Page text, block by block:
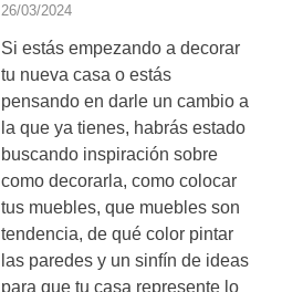
26/03/2024
Si estás empezando a decorar
tu nueva casa o estás
pensando en darle un cambio a
la que ya tienes, habrás estado
buscando inspiración sobre
como decorarla, como colocar
tus muebles, que muebles son
tendencia, de qué color pintar
las paredes y un sinfín de ideas
para que tu casa represente lo